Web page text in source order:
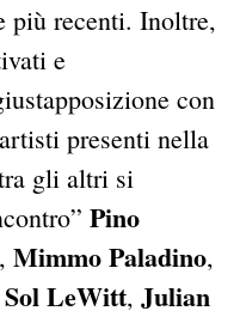
più recenti. Inoltre,
e
con
presenti nella
gli altri si
Pino
, Mimmo Paladino,
Sol LeWitt, Julian